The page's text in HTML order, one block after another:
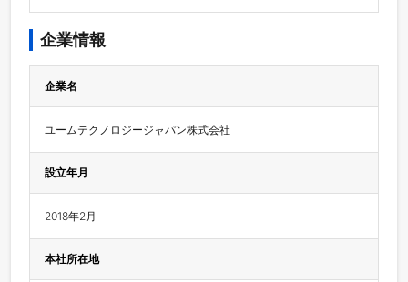
企業情報
企業名
ユームテクノロジージャパン株式会社
設立年月
2018年2月
本社所在地